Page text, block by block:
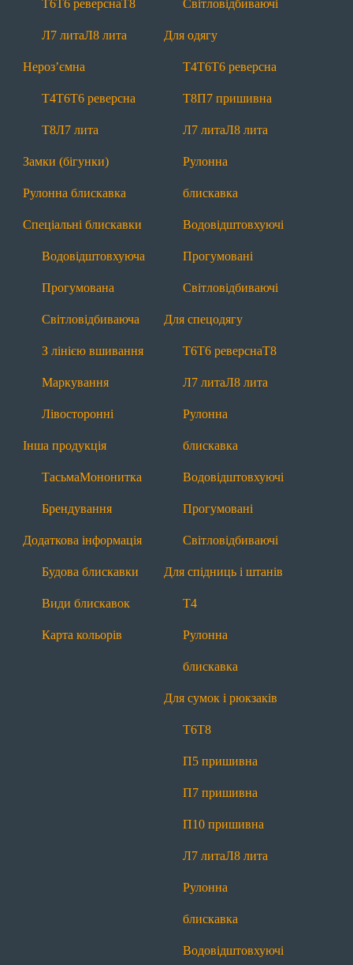
Т6Т6 реверснаТ8
Л7 литаЛ8 лита
Нероз’ємна
Т4Т6Т6 реверсна
Т8Л7 лита
Замки (бігунки)
Рулонна блискавка
Спеціальні блискавки
Водовідштовхуюча
Прогумована
Світловідбиваюча
З лінією вшивання
Маркування
Лівосторонні
Інша продукція
ТасьмаМононитка
Брендування
Додаткова інформація
Будова блискавки
Види блискавок
Карта кольорів
Світловідбиваючі
Для одягу
Т4Т6Т6 реверсна
Т8П7 пришивна
Л7 литаЛ8 лита
Рулонна
блискавка
Водовідштовхуючі
Прогумовані
Світловідбиваючі
Для спецодягу
Т6Т6 реверснаТ8
Л7 литаЛ8 лита
Рулонна
блискавка
Водовідштовхуючі
Прогумовані
Світловідбиваючі
Для спідниць і штанів
Т4
Рулонна
блискавка
Для сумок і рюкзаків
Т6Т8
П5 пришивна
П7 пришивна
П10 пришивна
Л7 литаЛ8 лита
Рулонна
блискавка
Водовідштовхуючі
Т6 Т6 реверсна Т8
Нероз'ємні
Т4 Т8
Замки (бігунки) Рулонна блискавка
Спеціальні
Водовідштовхуючі Прогумовані
Світловідбиваючі З лінією вшивання
Лівосторонні
Тасьма Мононитка
Додаткова інформація
Види блискавок
Карта кольорів
Блискавки за призначенням
Для взуття
З лінією вшивання
Рулонна блискавка Водовідштовхуючі
Прогумовані Світловідбиваючі
Для одягу
Т6 Т6 реверсна
Водовідштовхуючі Прогумовані
Світловідбиваючі
Т8
Рулонна блискавка Водовідштовхуючі
Світловідбиваючі
Рулонна блискавка